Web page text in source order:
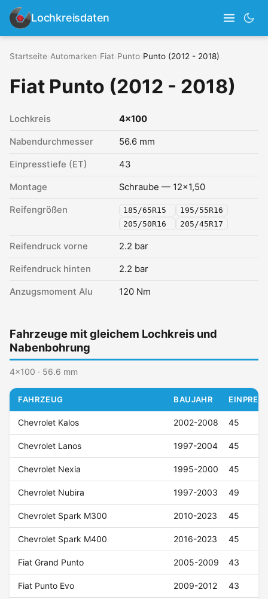
Lochkreisdaten
Startseite Automarken Fiat Punto Punto (2012 - 2018)
Fiat Punto (2012 - 2018)
Lochkreis 4x100
Nabendurchmesser 56.6 mm
Einpresstiefe (ET) 43
Montage Schraube — 12x1,50
Reifengrößen 185/65R15
195/55R16
205/50R16
205/45R17
Reifendruck vorne 2.2 bar
Reifendruck hinten 2.2 bar
Anzugsmoment Alu 120 Nm
Fahrzeuge mit gleichem Lochkreis und
Nabenbohrung
4x100 · 56.6 mm
FAHRZEUG BAUJAHR
Chevrolet Kalos 2002-2008 45
Chevrolet Lanos 1997-2004 45
Chevrolet Nexia 1995-2000 45
Chevrolet Nubira 1997-2003 49
Chevrolet Spark M300 2010-2023 45
Chevrolet Spark M400 2016-2023 45
Fiat Grand Punto 2005-2009 43
Fiat Punto Evo 2009-2012 43